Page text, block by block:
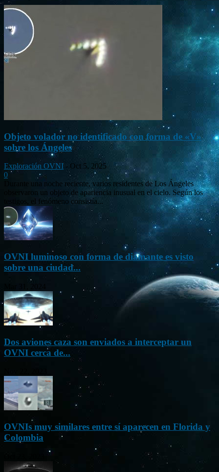
Objeto volador no identificado con forma de «V»
sobre los Ángeles
Exploración OVNI - Oct 5, 2025
0
Durante una noche reciente, varios residentes de Los Ángeles
observaron un objeto de apariencia inusual en el cielo. Según los
testigos, el fenómeno consistía...
OVNI luminoso con forma de diamante es visto
sobre una ciudad...
Dos aviones caza son enviados a interceptar un
OVNI cerca de...
OVNIs muy similares entre sí aparecen en Florida y
Colombia